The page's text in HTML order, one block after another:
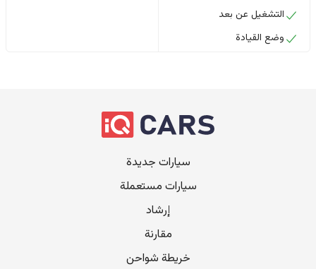
التشغيل عن بعد
وضع القيادة
سيارات جديدة
سيارات مستعملة
إرشاد
مقارنة
خريطة شواحن